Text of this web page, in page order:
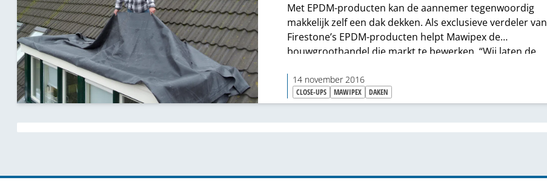
Met EPDM-producten kan de aannemer tegenwoordig
makkelijk zelf een dak dekken. Als exclusieve verdeler van
Firestone’s EPDM-producten helpt Mawipex de
bouwgroothandel die markt te bewerken. “Wij laten de
netwerk van dealers vormen wij een hecht team.”
14 november 2016
CLOSE-UPS MAWIPEX DAKEN